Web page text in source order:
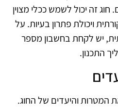
זה יכול לשמש ככלי מצוין
ויכולת פתרון בעיות. על
יש לקחת בחשבון מספר
התכנון.
המטרות והיעדים של החוג.